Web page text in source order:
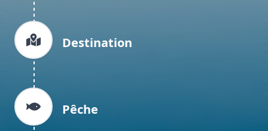
Destination
Pêche